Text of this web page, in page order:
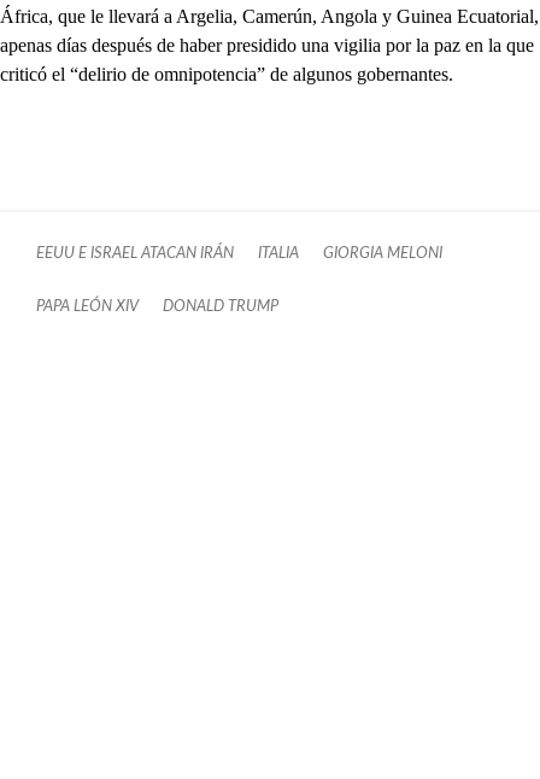
África, que le llevará a Argelia, Camerún, Angola y Guinea Ecuatorial,
apenas días después de haber presidido una vigilia por la paz en la que
criticó el “delirio de omnipotencia” de algunos gobernantes.
EEUU E ISRAEL ATACAN IRÁN ITALIA GIORGIA MELONI
PAPA LEÓN XIV DONALD TRUMP